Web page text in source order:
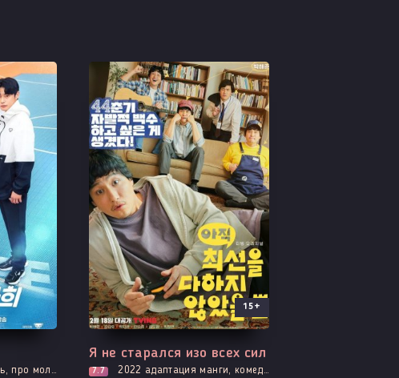
и любовь, романтика
Все серии
15+
Я не старался изо всех сил
7.7 2022 адаптация манги, комедия